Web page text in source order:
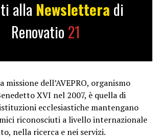
alla Newslettera di
Renovatio 21
missione dell’AVEPRO, organismo
XVI nel 2007, è quella di
ecclesiastiche mantengano
riconosciuti a livello internazionale
nella ricerca e nei servizi.